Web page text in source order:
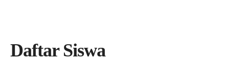
Daftar Siswa